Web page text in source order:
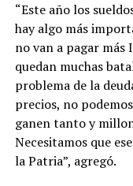
“Este año los
hay algo más
no van a pagar más
quedan muchas
problema de la
precios, no
ganen tanto y
Necesitamos que
la Patria”, agregó.